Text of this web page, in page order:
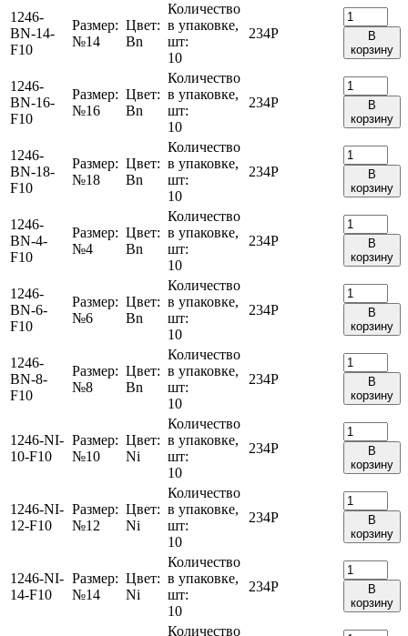
1246-
BN-14-
F10
Размер:
№14
Цвет:
Bn
Количество
в упаковке,
шт:
10
234Р
В
корзину
1246-
BN-16-
F10
Размер:
№16
Цвет:
Bn
Количество
в упаковке,
шт:
10
234Р
В
корзину
1246-
BN-18-
F10
Размер:
№18
Цвет:
Bn
Количество
в упаковке,
шт:
10
234Р
В
корзину
1246-
BN-4-
F10
Размер:
№4
Цвет:
Bn
Количество
в упаковке,
шт:
10
234Р
В
корзину
1246-
BN-6-
F10
Размер:
№6
Цвет:
Bn
Количество
в упаковке,
шт:
10
234Р
В
корзину
1246-
BN-8-
F10
Размер:
№8
Цвет:
Bn
Количество
в упаковке,
шт:
10
234Р
В
корзину
1246-NI-
10-F10
Размер:
№10
Цвет:
Ni
Количество
в упаковке,
шт:
10
234Р
В
корзину
1246-NI-
12-F10
Размер:
№12
Цвет:
Ni
Количество
в упаковке,
шт:
10
234Р
В
корзину
1246-NI-
14-F10
Размер:
№14
Цвет:
Ni
Количество
в упаковке,
шт:
10
234Р
В
корзину
Количество